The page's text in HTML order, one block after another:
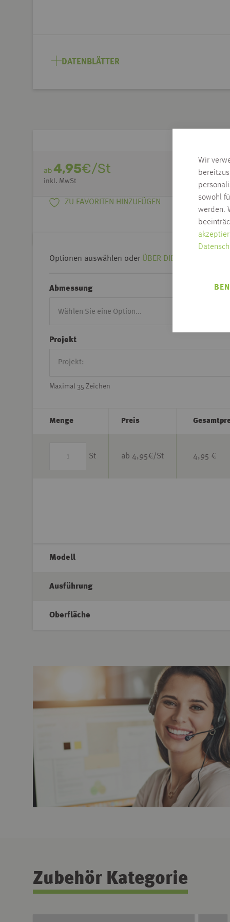
Wir
sowohl
werden.
DATENBLÄTTER
ab4,95€/St
inkl. MwSt
ZU FAVORITEN HINZUFÜGEN
Optionen auswählen oder ÜBER DIE KREUZTABELLE
Abmessung
Projekt
Maximal 35 Zeichen
Menge
St
Preis
ab 4,95€/St 4,95 €
Modell
Ausführung
Oberfläche
Zubehör Kategorie